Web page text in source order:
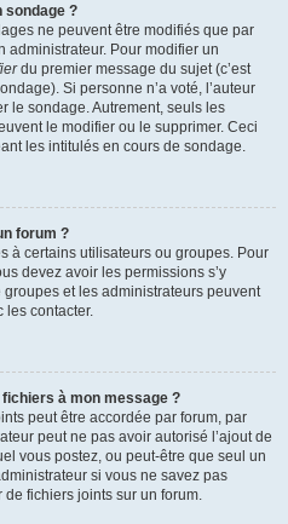
sondage ?
ne peuvent être modifiés que par
administrateur. Pour modifier un
du premier message du sujet (c’est
Si personne n’a voté, l’auteur
le sondage. Autrement, seuls les
le modifier ou le supprimer. Ceci
les intitulés en cours de sondage.
forum ?
à certains utilisateurs ou groupes. Pour
devez avoir les permissions s’y
et les administrateurs peuvent
les contacter.
à mon message ?
peut être accordée par forum, par
peut ne pas avoir autorisé l’ajout de
vous postez, ou peut-être que seul un
si vous ne savez pas
fichiers joints sur un forum.